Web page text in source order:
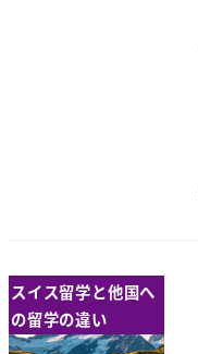
スイス留学と他国へ
の留学の違い